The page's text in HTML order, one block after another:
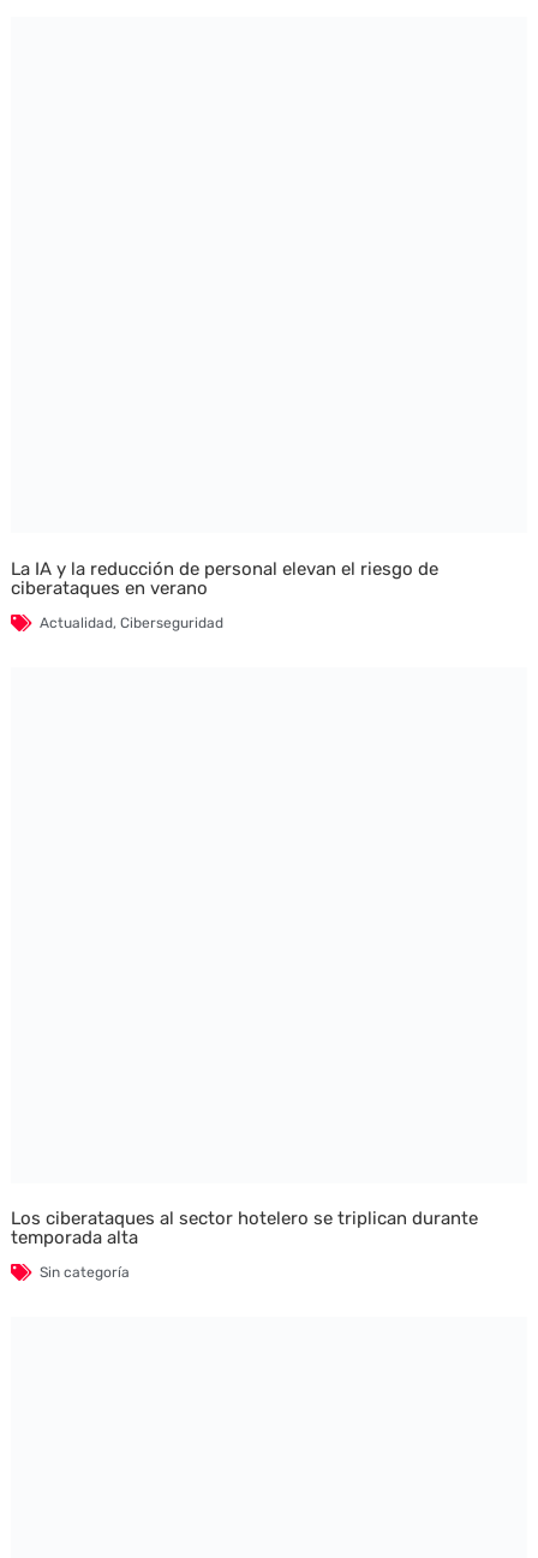
La IA y la reducción de personal elevan el riesgo de
ciberataques en verano
Actualidad, Ciberseguridad
Los ciberataques al sector hotelero se triplican durante
temporada alta
Sin categoría